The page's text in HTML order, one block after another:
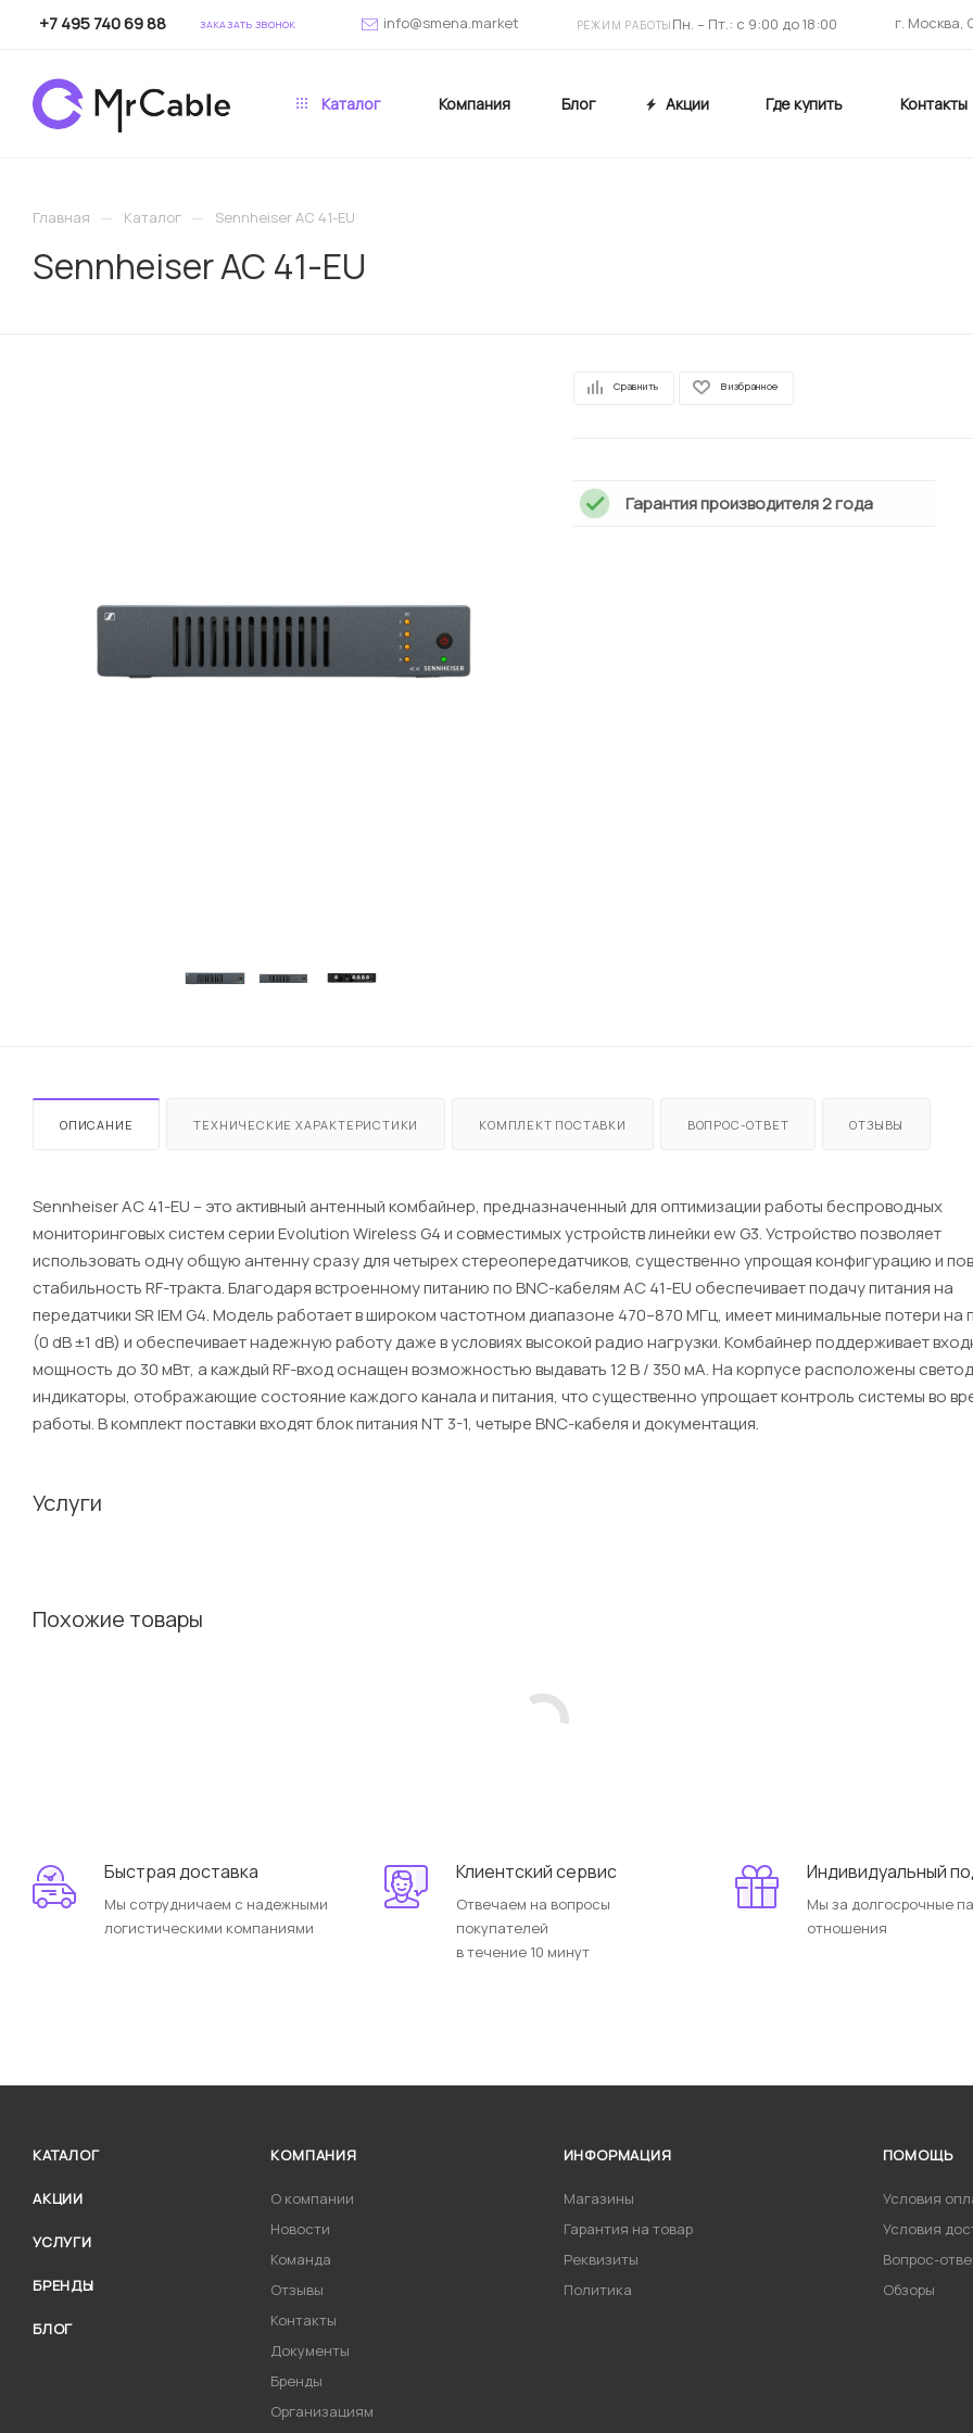
+7 495 740 69 88 ЗАКАЗАТЬ ЗВОНОК info@smena.market РЕЖИМ РАБОТЫ Пн. – Пт.: с 9:00 до 18:00 г. Москва,
Каталог Компания Блог Акции Где купить Контакты
Главная — Каталог — Sennheiser AC 41-EU
Sennheiser AC 41-EU
В избранное
Сравнить
Гарантия производителя 2 года
ОПИСАНИЕ ТЕХНИЧЕСКИЕ ХАРАКТЕРИСТИКИ ОТЗЫВЫ
ВОПРОС-ОТВЕТ
КОМПЛЕКТ ПОСТАВКИ
Sennheiser AC 41-EU – это активный антенный комбайнер, предназначенный для оптимизации работы беспроводных
мониторинговых систем серии Evolution Wireless G4 и совместимых устройств линейки ew G3. Устройство позволяет
использовать одну общую антенну сразу для четырех стереопередатчиков, существенно упрощая конфигурацию и
стабильность RF-тракта. Благодаря встроенному питанию по BNC-кабелям AC 41-EU обеспечивает подачу питания на
передатчики SR IEM G4. Модель работает в широком частотном диапазоне 470–870 МГц, имеет минимальные потери на
(0 dB ±1 dB) и обеспечивает надежную работу даже в условиях высокой радио нагрузки. Комбайнер поддерживает
мощность до 30 мВт, а каждый RF-вход оснащен возможностью выдавать 12 В / 350 мА. На корпусе расположены
индикаторы, отображающие состояние каждого канала и питания, что существенно упрощает контроль системы во
работы. В комплект поставки входят блок питания NT 3-1, четыре BNC-кабеля и документация.
Услуги
Похожие товары
Быстрая доставка
Мы сотрудничаем с надежными
логистическими компаниями
Клиентский сервис
Отвечаем на вопросы
покупателей
в течение 10 минут
Индивидуальный
Мы за долгосрочные
отношения
КАТАЛОГ
АКЦИИ
УСЛУГИ
БРЕНДЫ
БЛОГ
КОМПАНИЯ
О компании
Новости
Команда
Отзывы
Контакты
Документы
Бренды
Организациям
ИНФОРМАЦИЯ
Магазины
Гарантия на товар
Реквизиты
Политика
ПОМОЩЬ
Условия
Условия
Вопрос-
Обзоры